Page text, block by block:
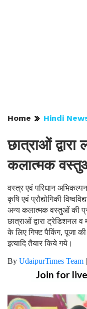
Home Hindi
छात्राओं द्वारा
कलात्मक
वस्त्र एवं परिधान
कृषि एवं प्रौद्योगिकी
अन्य कलात्मक वस्तुओं की
छात्राओं द्वारा ट्रेडिशनल व
के लिए गिफ्ट पैकिंग, पूजा
इत्यादि तैयार किये गये।
By UdaipurTimes Team |
Join for